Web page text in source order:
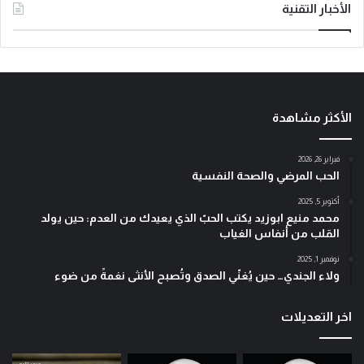
الأخبار التقنية
الأكثر مشاهدة
فبراير 26, 2026
الحب المرضي والصحة النفسية
أكتوبر 5, 2025
محمد منيع ابوزيد يكتب الحبّ الذي يعيدك من العدم: حين يولد
القلب من أنفاس الغياب
نوفمبر 1, 2025
ولاء الجندي… حين يُغنّي الصدق وتُصبح الأنثى نغمةً من ضوء
اخر التعديلات